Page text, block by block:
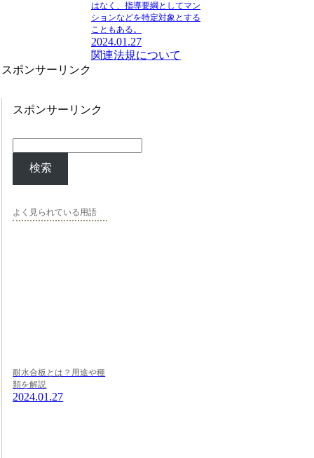
はなく、指導要綱としてマン
ションなどを特定対象とする
こともある。
2024.01.27
関連法規について
スポンサーリンク
スポンサーリンク
検索
よく見られている用語
耐水合板とは？用途や種
類を解説
2024.01.27